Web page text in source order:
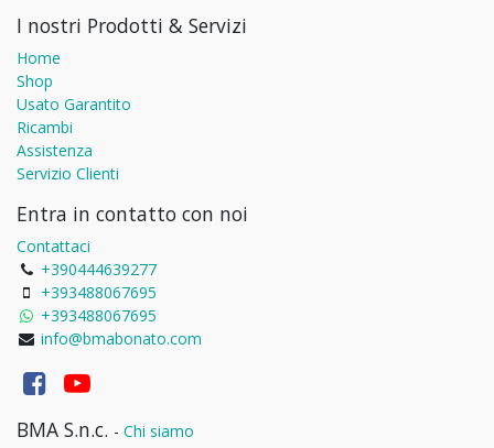
I nostri Prodotti & Servizi
Home
Shop
Usato Garantito
Ricambi
Assistenza
Servizio Clienti
Entra in contatto con noi
Contattaci
+390444639277
+393488067695
+393488067695
info@bmabonato.com
BMA S.n.c. - Chi siamo